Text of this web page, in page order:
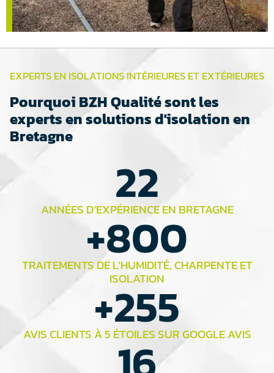
EXPERTS EN ISOLATIONS INTÉRIEURES ET EXTÉRIEURES
Pourquoi BZH Qualité sont les
experts en solutions d'isolation en
Bretagne
ANNÉES D’EXPÉRIENCE EN BRETAGNE
22
TRAITEMENTS DE L’HUMIDITÉ, CHARPENTE ET
ISOLATION
+800
AVIS CLIENTS À 5 ÉTOILES SUR GOOGLE AVIS
+255